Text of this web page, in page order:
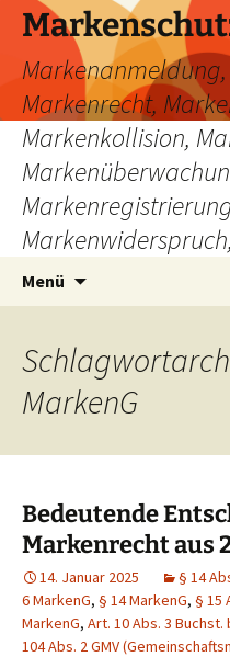
Zum
Inhalt
springen
Markenrecht,
Markenkollision,
Menü
MarkenG
Bedeutende
Markenrecht aus
14. Januar 2025 § 14
6 MarkenG, § 14 MarkenG, § 15
MarkenG, Art. 10 Abs. 3 Buchst.
104 Abs. 2 GMV